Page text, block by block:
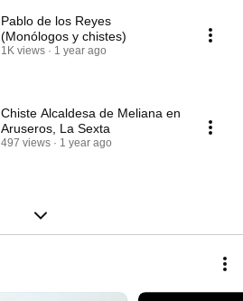
Pablo de los Reyes
(Monólogos y chistes)
1K views 1 year ago
Chiste Alcaldesa de Meliana en
Aruseros, La Sexta
497 views 1 year ago